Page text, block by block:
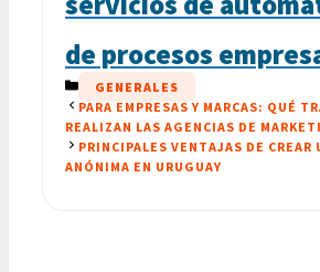
de procesos
CATEGORÍAS
GENERALES
PARA EMPRESAS Y MARCAS: QUÉ
REALIZAN LAS AGENCIAS DE
PRINCIPALES VENTAJAS DE CREAR
ANÓNIMA EN URUGUAY